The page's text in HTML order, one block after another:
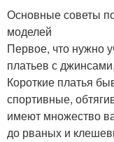
Основные советы
моделей
Первое, что нужно
платьев с
Короткие платья
спортивные,
имеют множество
до рваных и